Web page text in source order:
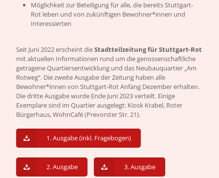
Möglichkeit zur Beteiligung für alle, die bereits Stuttgart-
Rot leben und von zukünftigen Bewohner*innen und
Interessierten
Seit Juni 2022 erscheint dieStadtteilzeitung für Stuttgart-Rot
mit aktuellen Informationen rund um die genossenschaftliche
getragene Quartiersentwicklung und das Neubauquartier „Am
Rotweg“. Die zweite Ausgabe der Zeitung haben alle
Bewohner*innen von Stuttgart-Rot Anfang Dezember erhalten.
Die dritte Ausgabe wurde Ende Juni 2023 verteilt. Einige
Exemplare sind im Quartier ausgelegt: Kiosk Krabel, Roter
Bürgerhaus, WohnCafé (Prevorster Str. 21).
1. Ausgabe (inkl. Fragebogen)
2. Ausgabe 3. Ausgabe